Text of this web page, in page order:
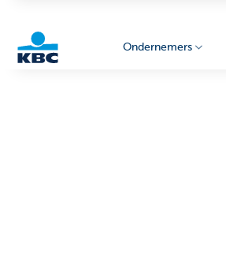
Ondernemers